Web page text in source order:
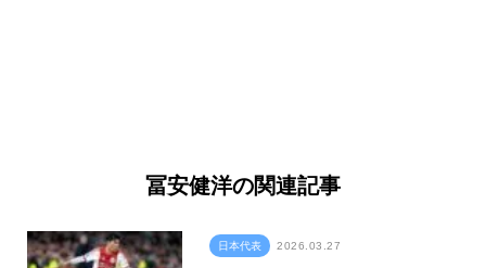
冨安健洋の関連記事
日本代表 2026.03.27